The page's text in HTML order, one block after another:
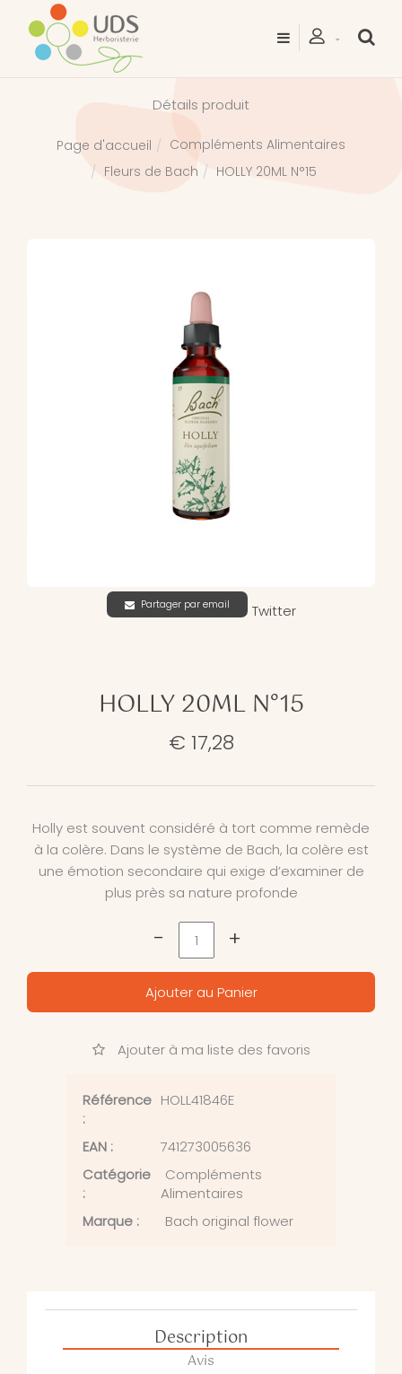
Détails produit
Page d'accueil
Compléments Alimentaires
Fleurs de Bach
HOLLY 20ML N°15
Partager par email Twitter
HOLLY 20ML N°15
€ 17,28
Holly est souvent considéré à tort comme remède
à la colère. Dans le système de Bach, la colère est
une émotion secondaire qui exige d’examiner de
plus près sa nature profonde
- +
Ajouter au Panier
Ajouter à ma liste des favoris
Référence
:
HOLL41846E
EAN :
741273005636
Catégorie
:
Compléments
Alimentaires
Marque :
Bach original flower
Description
Avis